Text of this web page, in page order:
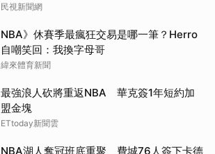
民視新聞網
NBA》休賽季最瘋狂交易是哪一筆？Herro
自嘲笑回：我換字母哥
緯來體育新聞
最強浪人砍將重返NBA 華克簽1年短約加
盟金塊
ETtoday新聞雲
NBA湖人奪冠班底重聚 費城76人簽下卡德